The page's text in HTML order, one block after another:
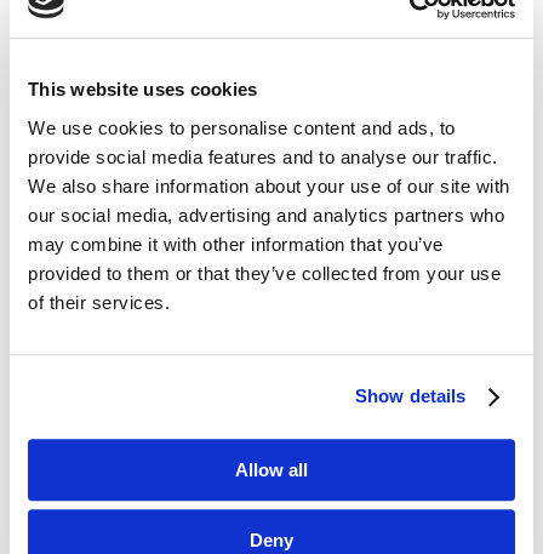
This website uses cookies
We use cookies to personalise content and ads, to
provide social media features and to analyse our traffic.
We also share information about your use of our site with
our social media, advertising and analytics partners who
may combine it with other information that you’ve
provided to them or that they’ve collected from your use
of their services.
Show details
Allow all
Deny
Dane kontaktowe

ul. Organizacji WiN 83/7
91-811 Łódź
 601 098 038